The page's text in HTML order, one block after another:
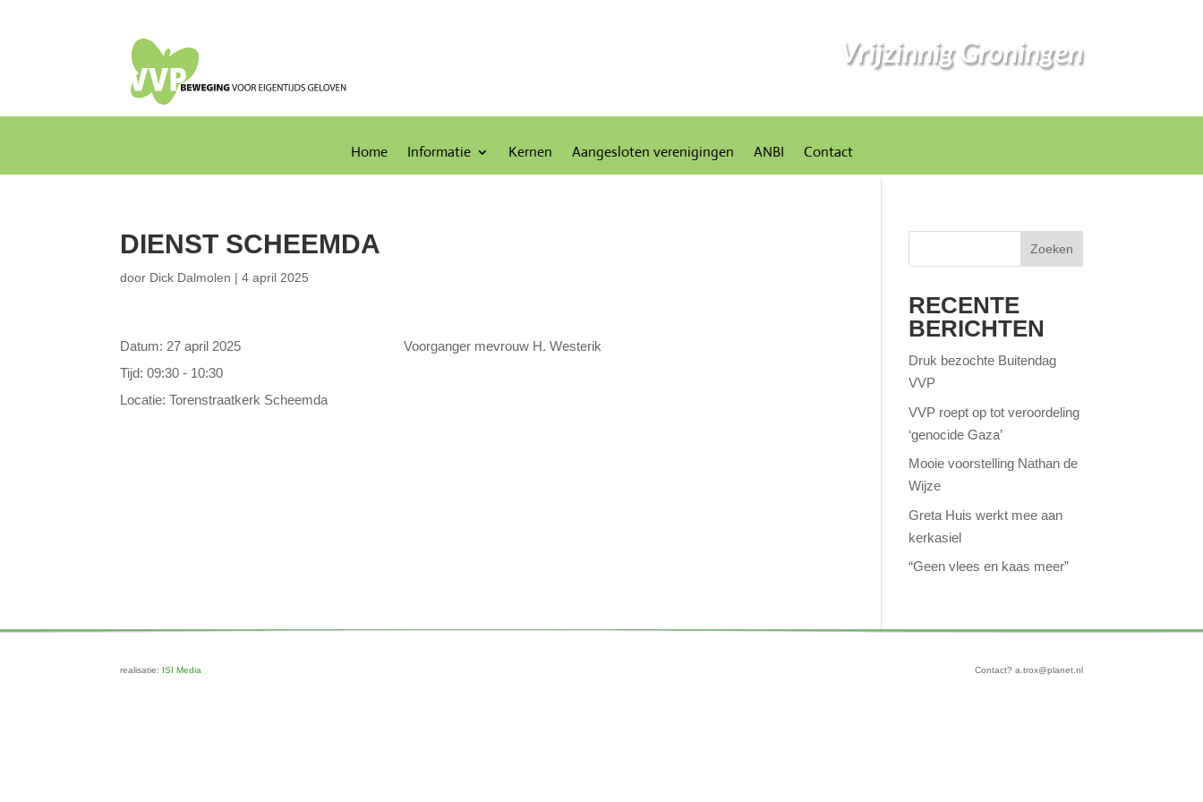
Vrijzinnig Groningen
Home Informatie Kernen Aangesloten verenigingen ANBI Contact
DIENST SCHEEMDA
door Dick Dalmolen |4 april 2025
Datum: 27 april 2025
Tijd:09:30 - 10:30
Locatie:Torenstraatkerk Scheemda
Voorganger mevrouw H. Westerik
Zoeken
RECENTE
BERICHTEN
Druk bezochte Buitendag
VVP
VVP roept op tot veroordeling
‘genocide Gaza’
Mooie voorstelling Nathan de
Wijze
Greta Huis werkt mee aan
kerkasiel
“Geen vlees en kaas meer”
realisatie: ISI Media Contact? a.trox@planet.nl